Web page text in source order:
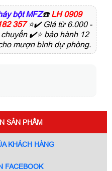
bột MFZ☎️ LH 0909
357 ⭐✔️ GIá từ 6.000 -
chuyển ✔️⭐ bảo hành 12
mượn bình dự phòng.
SẢN PHẨM
KHÁCH HÀNG
FACEBOOK